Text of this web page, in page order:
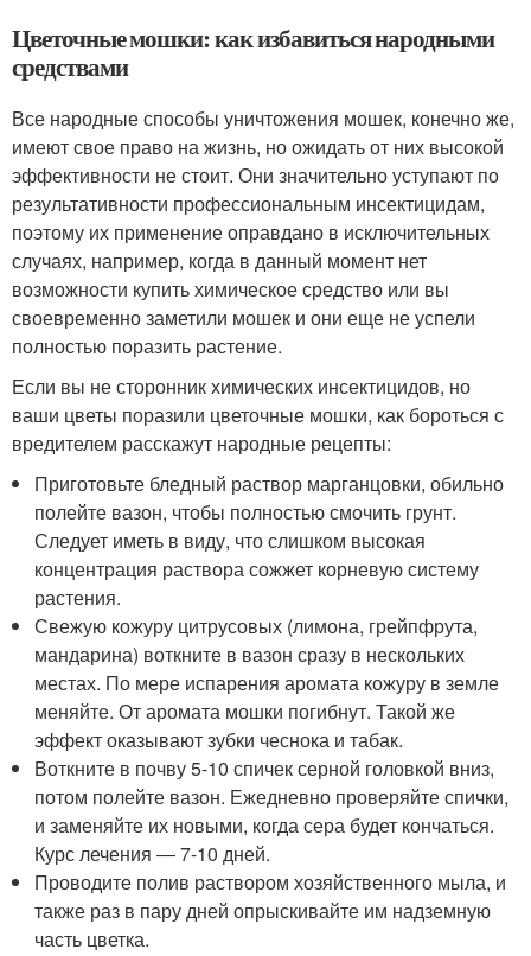
Цветочные мошки: как избавиться народными
средствами
Все народные способы уничтожения мошек, конечно же,
имеют свое право на жизнь, но ожидать от них высокой
эффективности не стоит. Они значительно уступают по
результативности профессиональным инсектицидам,
поэтому их применение оправдано в исключительных
случаях, например, когда в данный момент нет
возможности купить химическое средство или вы
своевременно заметили мошек и они еще не успели
полностью поразить растение.
Если вы не сторонник химических инсектицидов, но
ваши цветы поразили цветочные мошки, как бороться с
вредителем расскажут народные рецепты:
Приготовьте бледный раствор марганцовки, обильно
полейте вазон, чтобы полностью смочить грунт.
Следует иметь в виду, что слишком высокая
концентрация раствора сожжет корневую систему
растения.
Свежую кожуру цитрусовых (лимона, грейпфрута,
мандарина) воткните в вазон сразу в нескольких
местах. По мере испарения аромата кожуру в земле
меняйте. От аромата мошки погибнут. Такой же
эффект оказывают зубки чеснока и табак.
Воткните в почву 5-10 спичек серной головкой вниз,
потом полейте вазон. Ежедневно проверяйте спички,
и заменяйте их новыми, когда сера будет кончаться.
Курс лечения ― 7-10 дней.
Проводите полив раствором хозяйственного мыла, и
также раз в пару дней опрыскивайте им надземную
часть цветка.